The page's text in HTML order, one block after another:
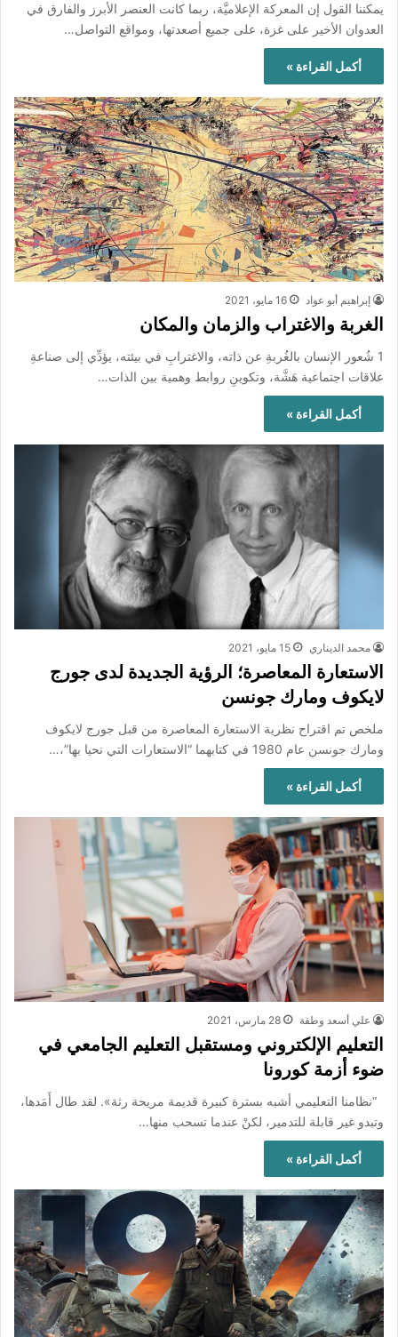
يمكننا القول إن المعركة الإعلاميَّة، ربما كانت العنصر الأبرز والفارق في
العدوان الأخير على غزة، على جميع أصعدتها، ومواقع التواصل…
أكمل القراءة »
إبراهيم أبو عواد 16 مايو، 2021
الغربة والاغتراب والزمان والمكان
1 شُعور الإنسان بالغُربةِ عن ذاته، والاغترابِ في بيئته، يؤدِّي إلى صناعةِ
علاقات اجتماعية هَشَّة، وتكوينِ روابط وهمية بين الذات…
أكمل القراءة »
محمد الديناري 15 مايو، 2021
الاستعارة المعاصرة؛ الرؤية الجديدة لدى جورج
لايكوف ومارك جونسن
ملخص تم اقتراح نظرية الاستعارة المعاصرة من قبل جورج لايكوف
ومارك جونسن عام 1980 في كتابهما “الاستعارات التي نحيا بها”،…
أكمل القراءة »
علي أسعد وطفة 28 مارس، 2021
التعليم الإلكتروني ومستقبل التعليم الجامعي في
ضوء أزمة كورونا
“نظامنا التعليمي أشبه بسترة كبيرة قديمة مريحة رثة». لقد طال أَمَدها،
وتبدو غير قابلة للتدمير، لكنْ عندما تسحب منها…
أكمل القراءة »